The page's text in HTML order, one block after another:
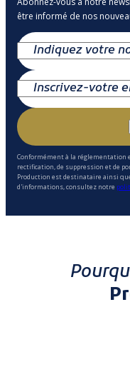
être informé de nos
Conformément à la réglementation
rectification, de suppression et de
Production est destinataire ainsi
d'informations, consultez notre